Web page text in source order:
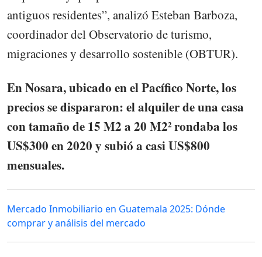
antiguos residentes”, analizó Esteban Barboza,
coordinador del Observatorio de turismo,
migraciones y desarrollo sostenible (OBTUR).
En Nosara, ubicado en el Pacífico Norte, los
precios se dispararon: el alquiler de una casa
con tamaño de 15 M2 a 20 M2² rondaba los
US$300 en 2020 y subió a casi US$800
mensuales.
Mercado Inmobiliario en Guatemala 2025: Dónde
comprar y análisis del mercado